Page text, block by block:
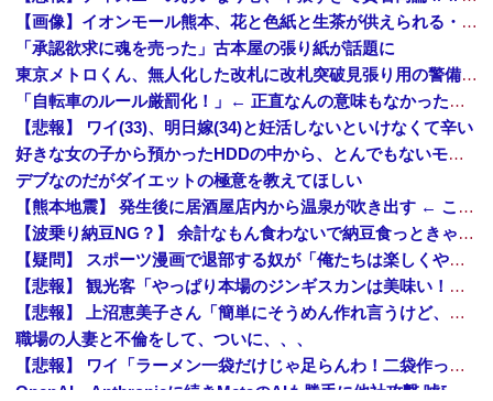
【画像】イオンモール熊本、花と色紙と生茶が供えられる・・・
「承認欲求に魂を売った」古本屋の張り紙が話題に
東京メトロくん、無人化した改札に改札突破見張り用の警備員をつける
「自転車のルール厳罰化！」← 正直なんの意味もなかった件ｗｗｗｗｗｗｗｗ
【悲報】 ワイ(33)、明日嫁(34)と妊活しないといけなくて辛い
好きな女の子から預かったHDDの中から、とんでもないモノを発見してしまった
デブなのだがダイエットの極意を教えてほしい
【熊本地震】 発生後に居酒屋店内から温泉が吹き出す ← これ前触れじゃね？
【波乗り納豆NG？】 余計なもん食わないで納豆食っときゃ間違いないことが判明した
【疑問】 スポーツ漫画で退部する奴が「俺たちは楽しくやりたかったんだよ」って言い出す理由ｗｗｗｗｗ
【悲報】 観光客「やっぱり本場のジンギスカンは美味い！」道民ワイ「ぷっｗｗｗｗ」
【悲報】 上沼恵美子さん「簡単にそうめん作れ言うけど、そうめん作りて地獄なんよ」
職場の人妻と不倫をして、ついに、、、
【悲報】 ワイ「ラーメン一袋だけじゃ足らんわ！二袋作ったろ！」→結果ｗｗｗ